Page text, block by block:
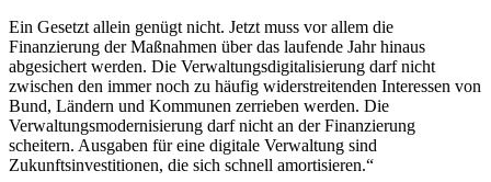
Ein Gesetzt allein genügt nicht. Jetzt muss vor allem die
Finanzierung der Maßnahmen über das laufende Jahr hinaus
abgesichert werden. Die Verwaltungsdigitalisierung darf nicht
zwischen den immer noch zu häufig widerstreitenden Interessen von
Bund, Ländern und Kommunen zerrieben werden. Die
Verwaltungsmodernisierung darf nicht an der Finanzierung
scheitern. Ausgaben für eine digitale Verwaltung sind
Zukunftsinvestitionen, die sich schnell amortisieren.“